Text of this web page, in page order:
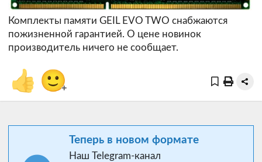
Комплекты памяти GEIL EVO TWO снабжаются
пожизненной гарантией. О цене новинок
производитель ничего не сообщает.
👍 🙂+
Теперь в новом формате
Наш Telegram-канал